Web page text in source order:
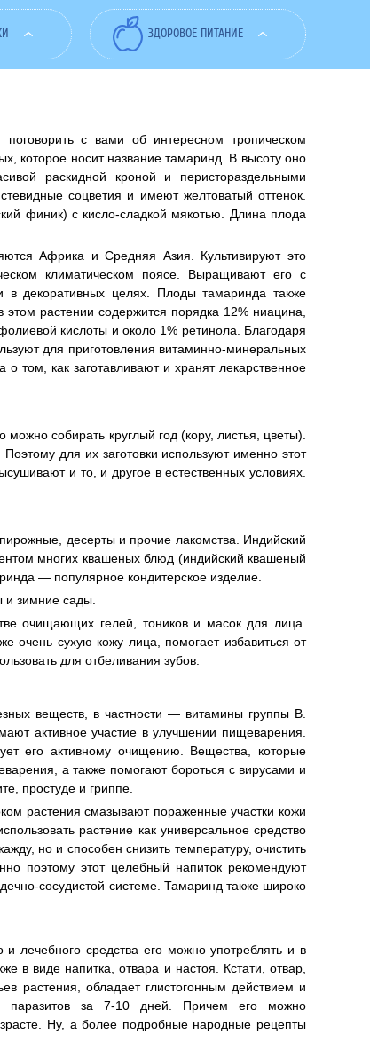
ЗДОРОВОЕ ПИТАНИЕ
с вами об интересном тропическом
которое носит название тамаринд. В высоту оно
раскидной кроной и перистораздельными
соцветия и имеют желтоватый оттенок.
финик) с кисло-сладкой мякотью. Длина плода
Африка и Средняя Азия. Культивируют это
климатическом поясе. Выращивают его с
в декоративных целях. Плоды тамаринда также
растении содержится порядка 12% ниацина,
кислоты и около 1% ретинола. Благодаря
для приготовления витаминно-минеральных
том, как заготавливают и хранят лекарственное
собирать круглый год (кору, листья, цветы).
для их заготовки используют именно этот
и то, и другое в естественных условиях.
десерты и прочие лакомства. Индийский
многих квашеных блюд (индийский квашеный
— популярное кондитерское изделие.
и зимние сады.
очищающих гелей, тоников и масок для лица.
очень сухую кожу лица, помогает избавиться от
для отбеливания зубов.
веществ, в частности — витамины группы В.
активное участие в улучшении пищеварения.
его активному очищению. Вещества, которые
а также помогают бороться с вирусами и
простуде и гриппе.
растения смазывают пораженные участки кожи
растение как универсальное средство
но и способен снизить температуру, очистить
поэтому этот целебный напиток рекомендуют
сосудистой системе. Тамаринд также широко
и лечебного средства его можно употреблять и в
в виде напитка, отвара и настоя. Кстати, отвар,
растения, обладает глистогонным действием и
паразитов за 7-10 дней. Причем его можно
Ну, а более подробные народные рецепты